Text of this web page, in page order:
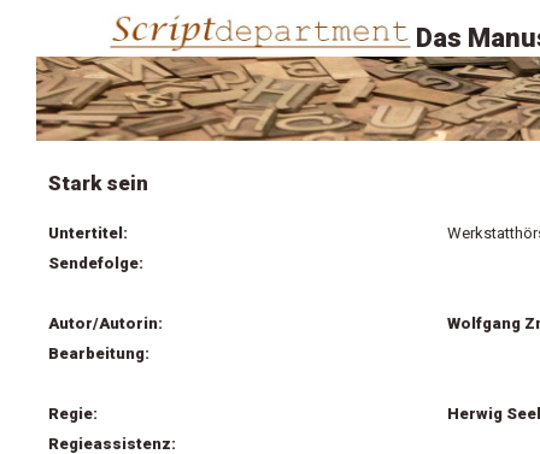
Das
Stark sein
Untertitel:
Sendefolge:
Autor/Autorin:
Wolfgang
Bearbeitung:
Regie:
Herwig
Regieassistenz: